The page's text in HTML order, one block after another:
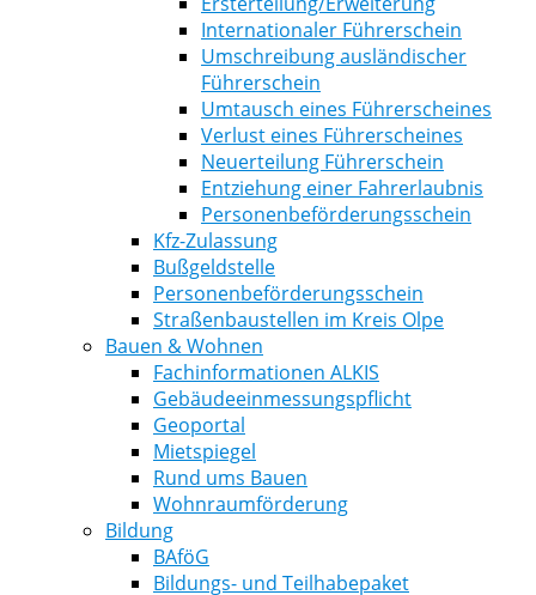
Internationaler Führerschein
Umschreibung ausländischer
Führerschein
Umtausch eines Führerscheines
Verlust eines Führerscheines
Neuerteilung Führerschein
Entziehung einer Fahrerlaubnis
Personenbeförderungsschein
Kfz-Zulassung
Bußgeldstelle
Personenbeförderungsschein
Straßenbaustellen im Kreis Olpe
Bauen & Wohnen
Fachinformationen ALKIS
Gebäudeeinmessungspflicht
Geoportal
Mietspiegel
Rund ums Bauen
Wohnraumförderung
Bildung
BAföG
Bildungs- und Teilhabepaket